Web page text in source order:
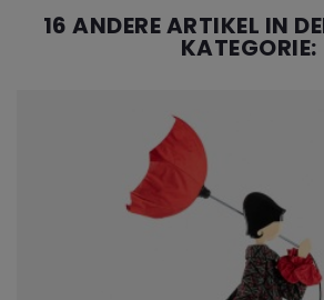
16 ANDERE ARTIKEL IN
KATEGORIE: